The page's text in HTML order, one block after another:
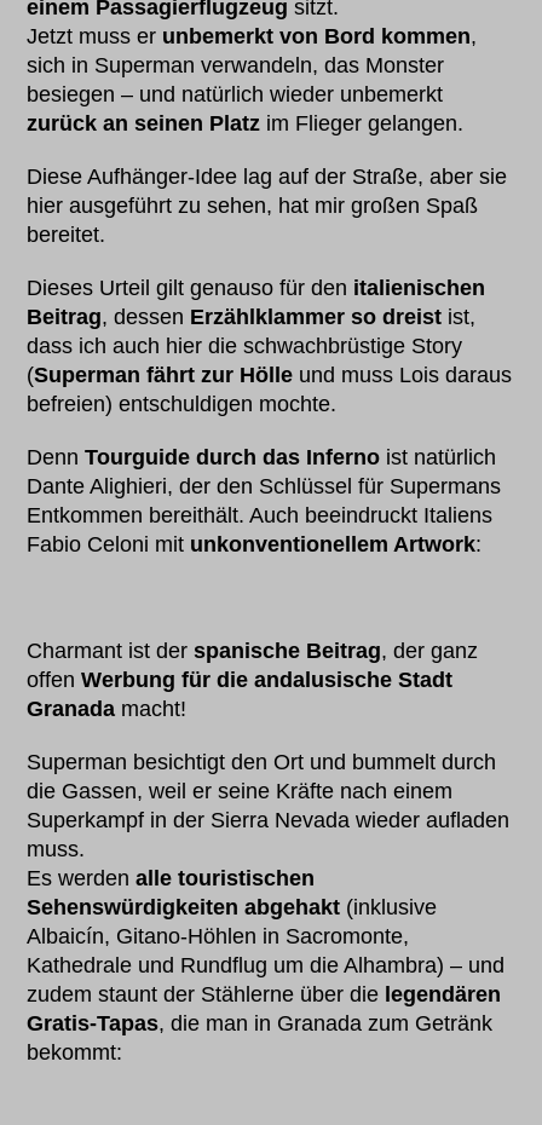
einem Passagierflugzeug sitzt.
Jetzt muss er unbemerkt von Bord kommen,
sich in Superman verwandeln, das Monster
besiegen – und natürlich wieder unbemerkt
zurück an seinen Platz im Flieger gelangen.
Diese Aufhänger-Idee lag auf der Straße, aber sie
hier ausgeführt zu sehen, hat mir großen Spaß
bereitet.
Dieses Urteil gilt genauso für den italienischen
Beitrag, dessen Erzählklammer so dreist ist,
dass ich auch hier die schwachbrüstige Story
(Superman fährt zur Hölle und muss Lois daraus
befreien) entschuldigen mochte.
DennTourguide durch das Inferno ist natürlich
Dante Alighieri, der den Schlüssel für Supermans
Entkommen bereithält. Auch beeindruckt Italiens
Fabio Celoni mit unkonventionellem Artwork:
Charmant ist derspanische Beitrag, der ganz
offenWerbung für die andalusische Stadt
Granada macht!
Superman besichtigt den Ort und bummelt durch
die Gassen, weil er seine Kräfte nach einem
Superkampf in der Sierra Nevada wieder aufladen
muss.
Es werdenalle touristischen
Sehenswürdigkeiten abgehakt (inklusive
Albaicín, Gitano-Höhlen in Sacromonte,
Kathedrale und Rundflug um die Alhambra) – und
zudem staunt der Stählerne über die legendären
Gratis-Tapas, die man in Granada zum Getränk
bekommt: